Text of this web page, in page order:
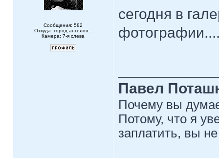
Сообщения: 582
Откуда: город ангелов...
Камера: 7-я слева
сегодня в
Павел
Почему вы
Потому, что я
заплатить, вы